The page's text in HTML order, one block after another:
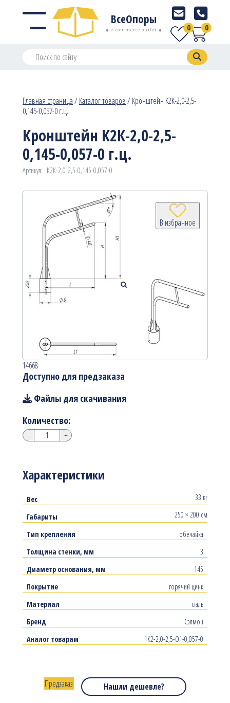
ВсеОпоры
e-commerce outlet 0
0
Главная страница/Каталог товаров/Кронштейн К2К-2,0-2,5-
0,145-0,057-0 г.ц.
Кронштейн К2К-2,0-2,5-
0,145-0,057-0 г.ц.
Артикул: К2К-2,0-2,5-0,145-0,057-0
В избранное
Характеристики
Вес
33 кг
Габариты
250 × 200 см
Тип крепления
обечайка
Толщина стенки, мм
3
Диаметр основания, мм
145
Покрытие
горячий цинк
Материал
сталь
Бренд
Сэлмон
Аналог товарам
1К2-2,0-2,5-О1-0,057-0
14668
Доступно для предзаказа
Файлы для скачивания
Количество:
- +
Нашли дешевле?
Предзаказ